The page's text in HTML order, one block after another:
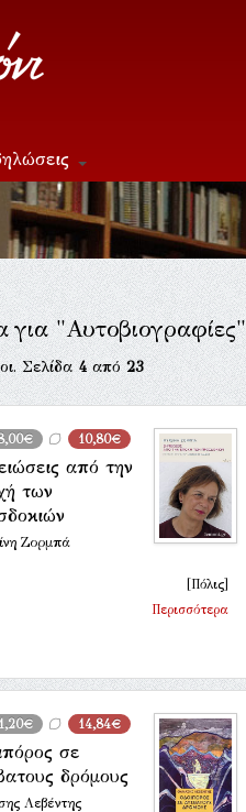
για "Αυτοβιογραφίες"
Σελίδα4από23
10,80€
από την
των
Ζορμπά
[Πόλις]
Περισσότερα
14,84€
σε
δρόμους
Λεβέντης